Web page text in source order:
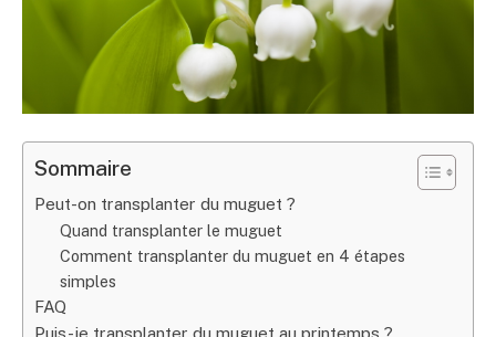
Sommaire
Peut-on transplanter du muguet ?
Quand transplanter le muguet
Comment transplanter du muguet en 4 étapes
simples
FAQ
Puis-je transplanter du muguet au printemps ?